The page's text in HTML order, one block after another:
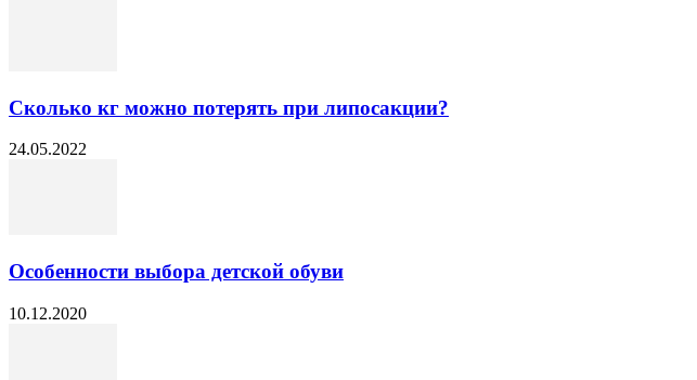
Сколько кг можно потерять при липосакции?
24.05.2022
Особенности выбора детской обуви
10.12.2020